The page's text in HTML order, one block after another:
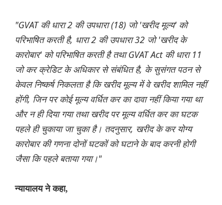
"GVAT की धारा 2 की उपधारा (18) जो 'खरीद मूल्य' को
परिभाषित करती है, धारा 2 की उपधारा 32 जो 'खरीद के
कारोबार' को परिभाषित करती है तथा GVAT Act की धारा 11
जो कर क्रेडिट के अधिकार से संबंधित है, के सुसंगत पठन से
केवल निष्कर्ष निकलता है कि खरीद मूल्य में वे खरीद शामिल नहीं
होंगी, जिन पर कोई मूल्य वर्धित कर का दावा नहीं किया गया था
और न ही दिया गया तथा खरीद पर मूल्य वर्धित कर का घटक
पहले ही चुकाया जा चुका है। तदनुसार, खरीद के कर योग्य
कारोबार की गणना दोनों घटकों को घटाने के बाद करनी होगी
जैसा कि पहले बताया गया।"
न्यायालय ने कहा,